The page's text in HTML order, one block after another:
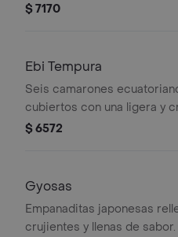
$ 7170
Ebi Tempura
Seis camarones
cubiertos con una ligera y
capa de tempura.
$ 6572
Gyosas
Empanaditas japonesas
crujientes y llenas de sabor.